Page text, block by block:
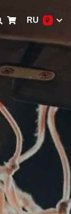
RU ₽